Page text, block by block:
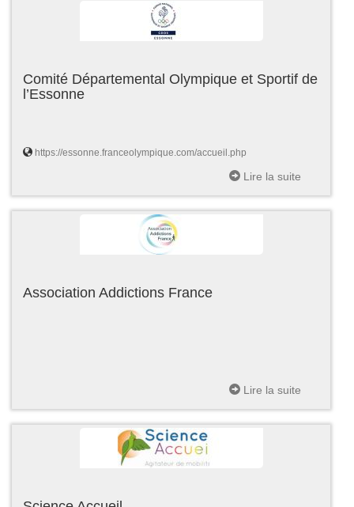
Comité Départemental Olympique et Sportif de
l’Essonne
https://essonne.franceolympique.com/accueil.php
Lire la suite
Association Addictions France
Lire la suite